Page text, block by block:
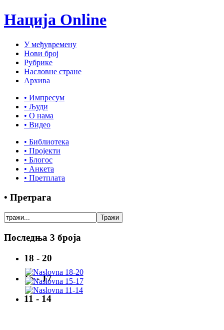
Нација Online
У међувремену
Нови број
Рубрике
Насловне стране
Архива
• Импресум
• Људи
• О нама
• Видео
• Библиотека
• Пројекти
• Блогос
• Анкета
• Претплата
• Претрага
Последња 3 броја
18 - 20
15 - 17
11 - 14